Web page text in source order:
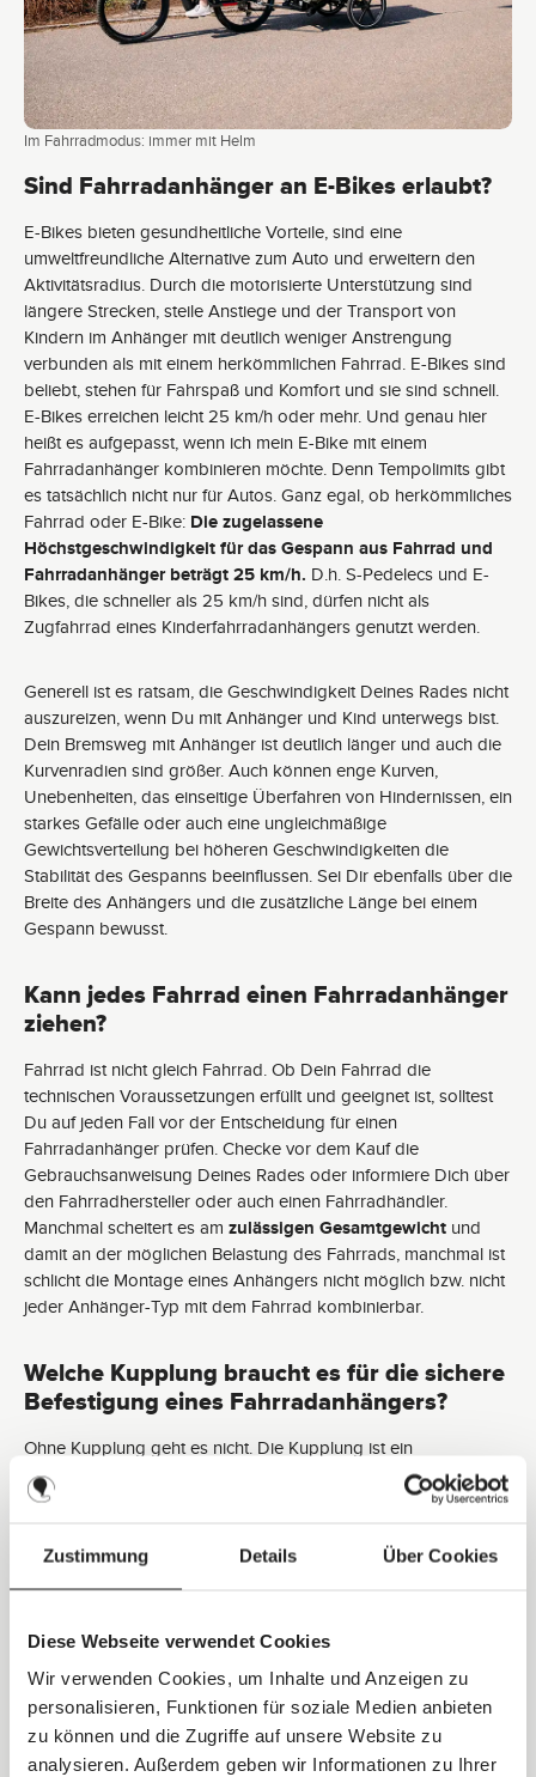
Zustimmung Details Über Cookies
Diese Webseite verwendet Cookies
Wir verwenden Cookies, um Inhalte und Anzeigen zu
personalisieren, Funktionen für soziale Medien anbieten
zu können und die Zugriffe auf unsere Website zu
analysieren. Außerdem geben wir Informationen zu Ihrer
Im Fahrradmodus: immer mit Helm
Sind Fahrradanhänger an E-Bikes erlaubt?
E-Bikes bieten gesundheitliche Vorteile, sind eine
umweltfreundliche Alternative zum Auto und erweitern den
Aktivitätsradius. Durch die motorisierte Unterstützung sind
längere Strecken, steile Anstiege und der Transport von
Kindern im Anhänger mit deutlich weniger Anstrengung
verbunden als mit einem herkömmlichen Fahrrad. E-Bikes sind
beliebt, stehen für Fahrspaß und Komfort und sie sind schnell.
E-Bikes erreichen leicht 25 km/h oder mehr. Und genau hier
heißt es aufgepasst, wenn ich mein E-Bike mit einem
Fahrradanhänger kombinieren möchte. Denn Tempolimits gibt
es tatsächlich nicht nur für Autos. Ganz egal, ob herkömmliches
Fahrrad oder E-Bike: Die zugelassene
Höchstgeschwindigkeit für das Gespann aus Fahrrad und
Fahrradanhänger beträgt 25 km/h. D.h. S-Pedelecs und E-
Bikes, die schneller als 25 km/h sind, dürfen nicht als
Zugfahrrad eines Kinderfahrradanhängers genutzt werden.
Generell ist es ratsam, die Geschwindigkeit Deines Rades nicht
auszureizen, wenn Du mit Anhänger und Kind unterwegs bist.
Dein Bremsweg mit Anhänger ist deutlich länger und auch die
Kurvenradien sind größer. Auch können enge Kurven,
Unebenheiten, das einseitige Überfahren von Hindernissen, ein
starkes Gefälle oder auch eine ungleichmäßige
Gewichtsverteilung bei höheren Geschwindigkeiten die
Stabilität des Gespanns beeinflussen. Sei Dir ebenfalls über die
Breite des Anhängers und die zusätzliche Länge bei einem
Gespann bewusst.
Kann jedes Fahrrad einen Fahrradanhänger
ziehen?
Fahrrad ist nicht gleich Fahrrad. Ob Dein Fahrrad die
technischen Voraussetzungen erfüllt und geeignet ist, solltest
Du auf jeden Fall vor der Entscheidung für einen
Fahrradanhänger prüfen. Checke vor dem Kauf die
Gebrauchsanweisung Deines Rades oder informiere Dich über
den Fahrradhersteller oder auch einen Fahrradhändler.
Manchmal scheitert es am zulässigen Gesamtgewicht und
damit an der möglichen Belastung des Fahrrads, manchmal ist
schlicht die Montage eines Anhängers nicht möglich bzw. nicht
jeder Anhänger-Typ mit dem Fahrrad kombinierbar.
Welche Kupplung braucht es für die sichere
Befestigung eines Fahrradanhängers?
Ohne Kupplung geht es nicht. Die Kupplung ist ein
unverzichtbares Verbindungselement, das an der Hinterachse
Deines Fahrrads montiert wird, um den Fahrradanhänger mit
Deichsel des Hängers ein und sicherst diese.
Fahrradanhängers enthalten. Nutzt Du im Familienalltag jedoch
mehr als ein Fahrrad, ist eineZweitkupplung als Zubehör ideal.
So kannst Du beide Räder mit einer eigenen Kupplung
ausstatten und bist damit spontan und fahrradunabhängig mit
Deinem Hänger unterwegs.